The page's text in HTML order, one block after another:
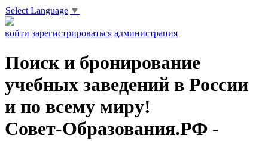
Select Language ▼
войти зарегистрироваться администрация
Поиск и бронирование
учебных заведений в России
и по всему миру!
Совет-Образования.РФ -